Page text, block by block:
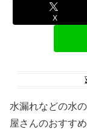
X
水漏れなどの水
屋さんのおすす